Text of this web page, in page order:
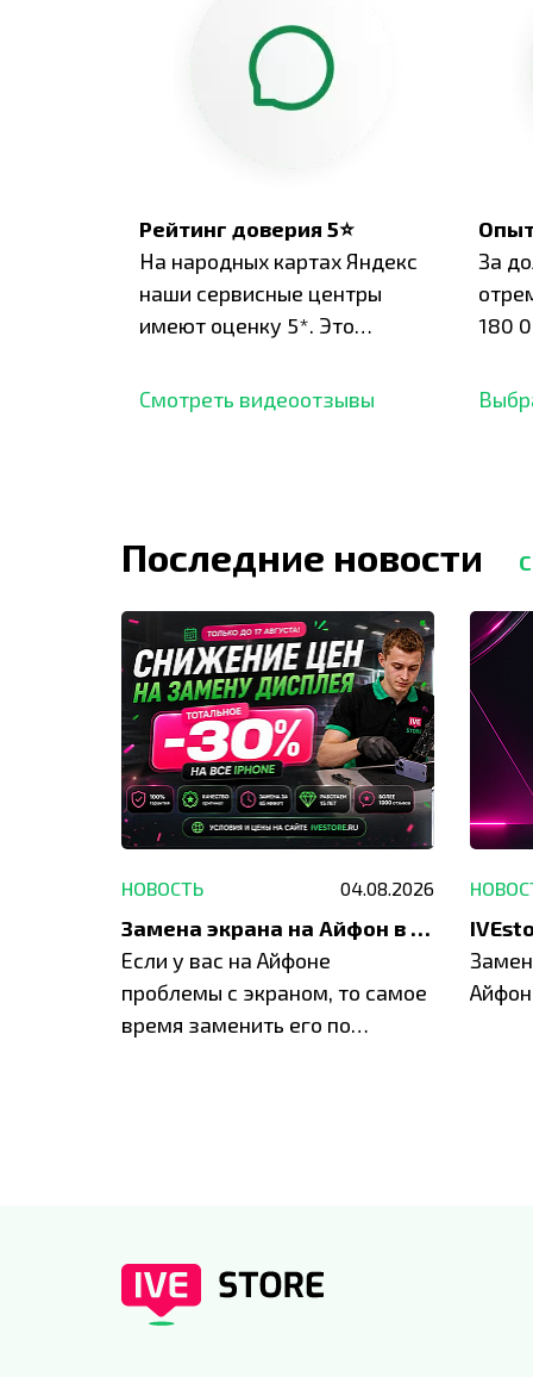
Рейтинг доверия 5⭐
На народных картах Яндекс
наши сервисные центры
имеют оценку 5*. Это
отзывов,
Смотреть видеоотзывы
За
180
опыт.
Последние новости
НОВОСТЬ 04.08.2026
Замена экрана на Айфон в Москве и Балашихе
Если у вас на Айфоне
проблемы с экраном, то самое
время заменить его по